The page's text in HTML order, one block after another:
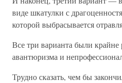
виде шкатулки с
которой выбрасывается
Все три варианта были
авантюризма и
Трудно сказать, чем бы